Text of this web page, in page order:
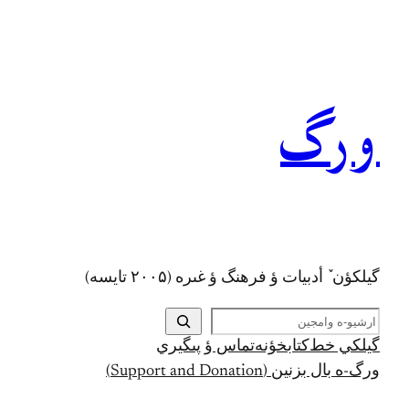
ورگ
گيلکؤن ٚ أدبیات ؤ فرهنگ ؤ غىره (۲۰۰۵ تايسه)
ج
س
ت
ج
گيلکي خط کتابخؤنهتماس ؤ پىگيري
ورگ-ه بال بزنين (Support and Donation)